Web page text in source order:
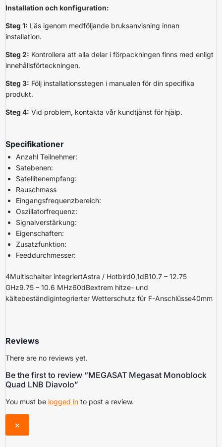
Installation och konfiguration:
Steg 1: Läs igenom medföljande bruksanvisning innan
installation.
Steg 2: Kontrollera att alla delar i förpackningen finns med enligt
innehållsförteckningen.
Steg 3: Följ installationsstegen i manualen för din specifika
produkt.
Steg 4: Vid problem, kontakta vår kundtjänst för hjälp.
Specifikationer
Anzahl Teilnehmer:
Satebenen:
Satellitenempfang:
Rauschmass
Eingangsfrequenzbereich:
Oszillatorfrequenz:
Signalverstärkung:
Eigenschaften:
Zusatzfunktion:
Feeddurchmesser:
4Multischalter integriertAstra / Hotbird0,1dB10.7 – 12.75
GHz9.75 – 10.6 MHz60dBextrem hitze- und
kältebeständigintegrierter Wetterschutz für F-Anschlüsse40mm
Reviews
There are no reviews yet.
Be the first to review “MEGASAT Megasat Monoblock
Quad LNB Diavolo”
You must be logged in to post a review.
×